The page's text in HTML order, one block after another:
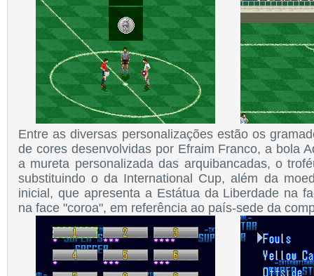
Entre as diversas personalizações estão os
de cores desenvolvidas por Efraim Franco, a bola
a mureta personalizada das arquibancadas, o
substituindo o da International Cup, além da
inicial, que apresenta a Estátua da Liberdade na
na face "coroa", em referência ao país-sede da